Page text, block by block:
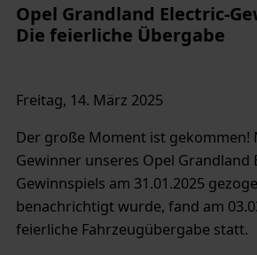
Opel Grandland Electric-
Die feierliche Übergabe
Freitag, 14. März 2025
Der große Moment ist gekommen!
Gewinner unseres Opel Grandland
Gewinnspiels am 31.01.2025
benachrichtigt wurde, fand am
feierliche Fahrzeugübergabe statt.